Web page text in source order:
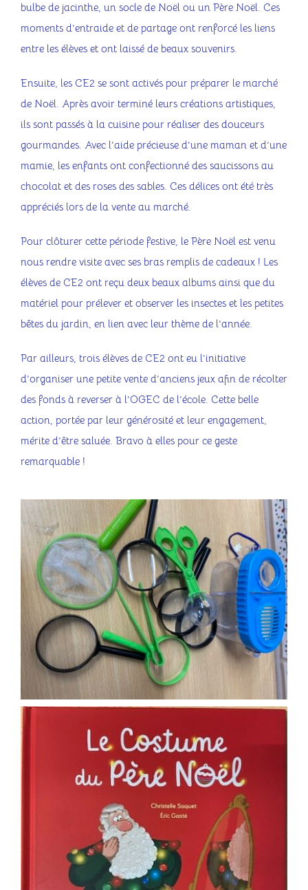
bulbe de jacinthe, un socle de Noël ou un Père Noël. Ces
moments d’entraide et de partage ont renforcé les liens
entre les élèves et ont laissé de beaux souvenirs.
Ensuite, les CE2 se sont activés pour préparer le marché
de Noël. Après avoir terminé leurs créations artistiques,
ils sont passés à la cuisine pour réaliser des douceurs
gourmandes. Avec l’aide précieuse d’une maman et d’une
mamie, les enfants ont confectionné des saucissons au
chocolat et des roses des sables. Ces délices ont été très
appréciés lors de la vente au marché.
Pour clôturer cette période festive, le Père Noël est venu
nous rendre visite avec ses bras remplis de cadeaux ! Les
élèves de CE2 ont reçu deux beaux albums ainsi que du
matériel pour prélever et observer les insectes et les petites
bêtes du jardin, en lien avec leur thème de l’année.
Par ailleurs, trois élèves de CE2 ont eu l’initiative
d’organiser une petite vente d’anciens jeux afin de récolter
des fonds à reverser à l’OGEC de l’école. Cette belle
action, portée par leur générosité et leur engagement,
mérite d’être saluée. Bravo à elles pour ce geste
remarquable !